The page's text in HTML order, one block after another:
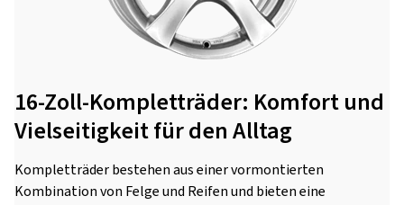
16-Zoll-Kompletträder: Komfort und
Vielseitigkeit für den Alltag
Kompletträder bestehen aus einer vormontierten
Kombination von Felge und Reifen und bieten eine